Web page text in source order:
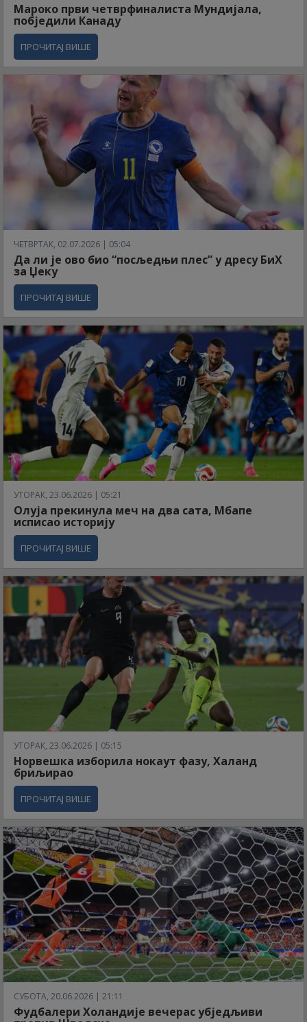
Мароко први четврфиналиста Мундијала,
побједили Канаду
ПРОЧИТАЈ ВИШЕ
ЧЕТВРТАК, 02.07.2026 | 05:04
Да ли је ово био “посљедњи плес” у дресу БиХ
за Џеку
ПРОЧИТАЈ ВИШЕ
УТОРАК, 23.06.2026 | 05:21
Олуја прекинула меч на два сата, Мбапе
исписао историју
ПРОЧИТАЈ ВИШЕ
УТОРАК, 23.06.2026 | 05:15
Норвешка изборила нокаут фазу, Халанд
бриљирао
ПРОЧИТАЈ ВИШЕ
СУБОТА, 20.06.2026 | 21:11
Фудбалери Холандије вечерас убједљиви